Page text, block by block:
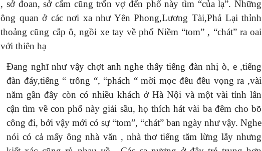
, sở đoan, sở cẩm cũng trốn vợ đến phố này tìm “của lạ”. Những
ông quan ở các nơi xa như Yên Phong,Lương Tài,Phả Lại thỉnh
thoảng cũng cắp ô, ngồi xe tay về phố Niềm “tom” , “chát” ra oai
với thiên hạ
Đang nghĩ như vậy chợt anh nghe thấy tiếng đàn nhị ò, e ,tiếng
đàn đáy,tiếng “ trống “, “phách “ mời mọc đều đều vọng ra ,vài
năm gần đây còn có nhiều khách ở Hà Nội và một vài tỉnh lân
cận tìm về con phố này giải sầu, họ thích hát vài ba đêm cho bõ
công đi, bởi vậy mới có sự “tom”, “chát” ban ngày như vậy. Nghe
nói có cả mấy ông nhà văn , nhà thơ tiếng tăm lừng lẫy nhưng